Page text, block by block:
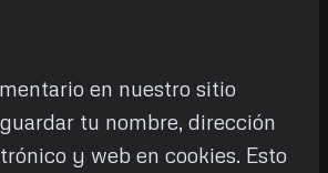
en nuestro sitio
tu nombre, dirección
y web en cookies. Esto